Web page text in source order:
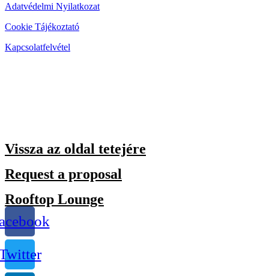
Adatvédelmi Nyilatkozat
Cookie Tájékoztató
Kapcsolatfelvétel
Vissza az oldal tetejére
Request a proposal
Rooftop Lounge